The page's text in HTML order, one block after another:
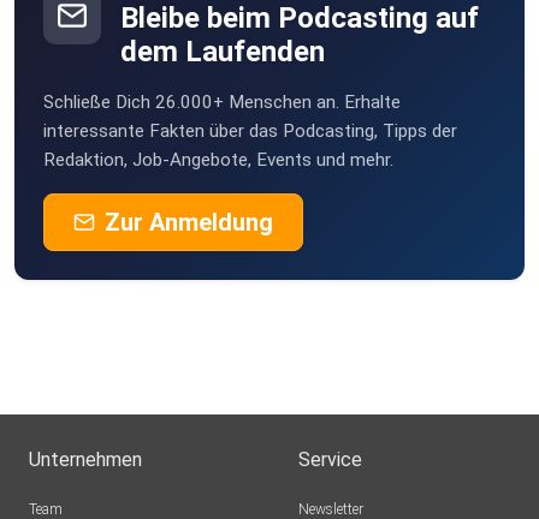
Bleibe beim Podcasting auf
dem Laufenden
Schließe Dich 26.000+ Menschen an. Erhalte
interessante Fakten über das Podcasting, Tipps der
Redaktion, Job-Angebote, Events und mehr.
Zur Anmeldung
Unternehmen
Team
Service
Newsletter